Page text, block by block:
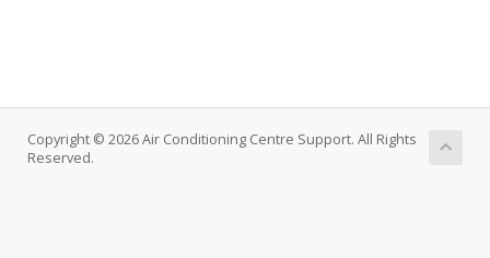
Copyright © 2026 Air Conditioning Centre Support. All Rights
Reserved.